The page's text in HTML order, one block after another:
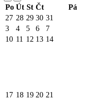
Po Út St Čt Pá
27 28 29 30 31
3
4 5 6 7
10 11 12 13 14
17 18 19 20 21